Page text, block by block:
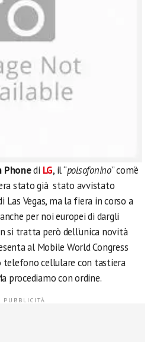
Phonedi LG, il “polsofonino” com’è
stato già stato avvistato
Las Vegas, ma la fiera in corso a
per noi europei di dargli
si tratta però dell’unica novità
al Mobile World Congress
telefono cellulare con tastiera
procediamo con ordine.